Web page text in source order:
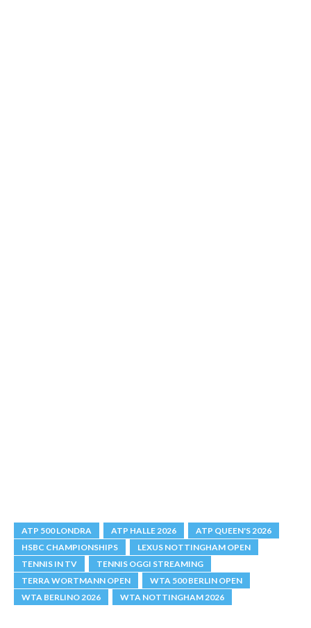
ATP 500 LONDRA ATP HALLE 2026
ATP QUEEN'S 2026
HSBC CHAMPIONSHIPS
LEXUS NOTTINGHAM OPEN
TENNIS IN TV
TENNIS OGGI STREAMING
TERRA WORTMANN OPEN
WTA 500 BERLIN OPEN
WTA BERLINO 2026
WTA NOTTINGHAM 2026